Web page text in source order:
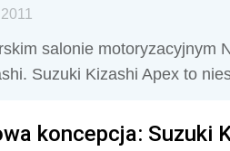
salonie motoryzacyjnym
Suzuki Kizashi Apex to
koncepcja: Suzuki